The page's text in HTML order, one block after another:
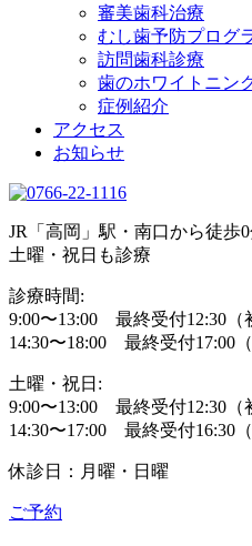
審美歯科治療
むし歯予防プログ
訪問歯科診療
歯のホワイトニン
症例紹介
アクセス
お知らせ
JR「高岡」駅・南口から徒歩
土曜・祝日も診療
診療時間:
9:00〜13:00 最終受付12:30（
14:30〜18:00 最終受付17:00（
土曜・祝日:
9:00〜13:00 最終受付12:30（
14:30〜17:00 最終受付16:30（
休診日：月曜・日曜
ご予約